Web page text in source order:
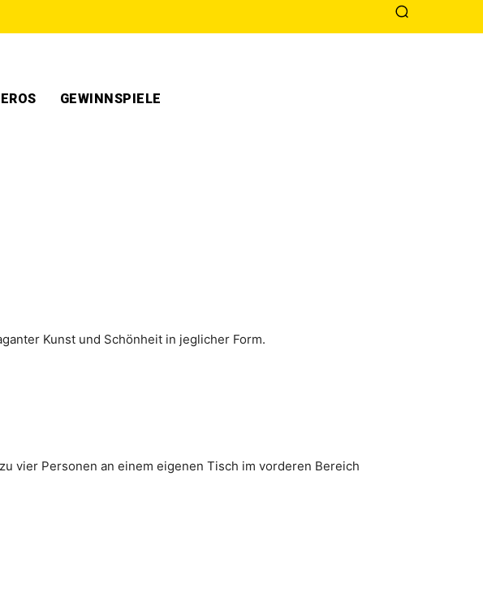
GEWINNSPIELE
Kunst und Schön­heit in jeg­li­cher Form.
vier Personen an einem eigenen Tisch im vorderen Bereich